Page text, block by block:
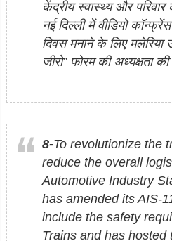
केंद्रीय स्वास्थ्य और परिवार
नई दिल्ली में वीडियो
दिवस मनाने के लिए मलेरिया
जीरो” फोरम की अध्यक्षता
8-To revolutionize the
reduce the overall
Automotive Industry
has amended its AIS-
include the safety
Trains and has